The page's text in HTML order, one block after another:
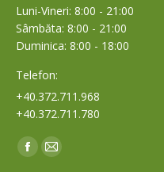
Luni-Vineri: 8:00 - 21:00
Sâmbăta: 8:00 - 21:00
Duminica: 8:00 - 18:00
Telefon:
+40.372.711.968
+40.372.711.780
Find us on:
Facebook
Mail